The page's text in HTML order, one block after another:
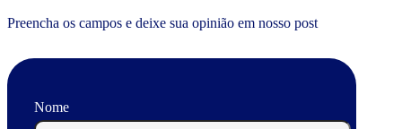
Preencha os campos e deixe sua opinião em nosso post
Nome